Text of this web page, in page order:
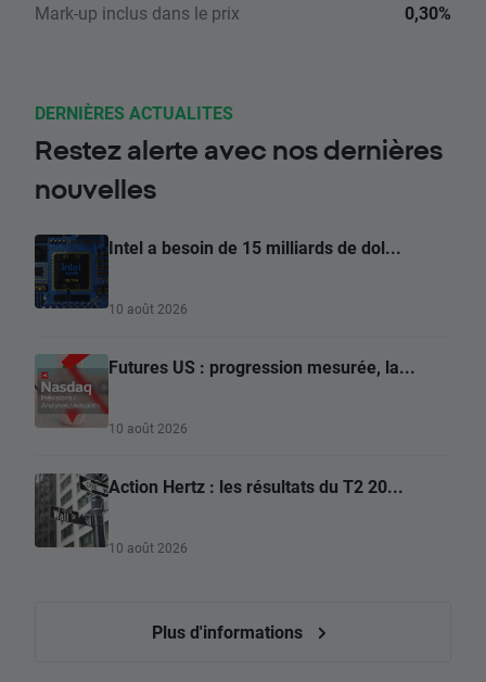
Mark-up inclus dans le prix 0,30%
DERNIÈRES ACTUALITES
Restez alerte avec nos dernières
nouvelles
Intel a besoin de 15 milliards de dol...
10 août 2026
Futures US : progression mesurée, la...
10 août 2026
Action Hertz : les résultats du T2 20...
10 août 2026
Plus d'informations